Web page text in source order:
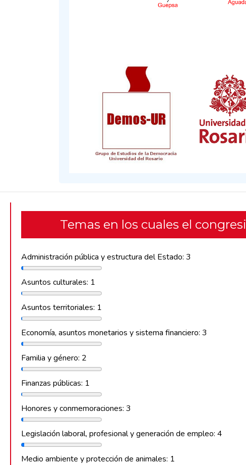
Temas en los cuales el
Administración pública y estructura del Estado: 3
Asuntos culturales: 1
Asuntos territoriales: 1
Economía, asuntos monetarios y sistema financiero: 3
Familia y género: 2
Finanzas públicas: 1
Honores y conmemoraciones: 3
Legislación laboral, profesional y generación de empleo: 4
Medio ambiente y protección de animales: 1